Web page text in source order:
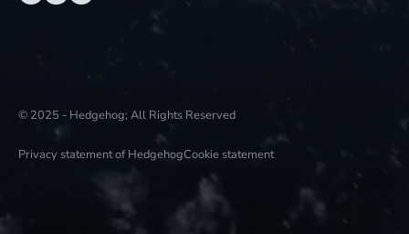
© 2025 - Hedgehog; All Rights Reserved
Privacy statement of HedgehogCookie statement